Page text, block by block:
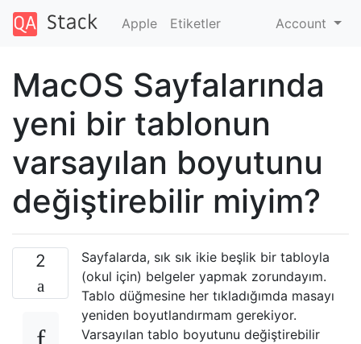
Apple Etiketler Account
MacOS Sayfalarında
yeni bir tablonun
varsayılan boyutunu
değiştirebilir miyim?
2
Sayfalarda, sık sık ikie beşlik bir tabloyla
(okul için) belgeler yapmak zorundayım.
Tablo düğmesine her tıkladığımda masayı
yeniden boyutlandırmam gerekiyor.
Varsayılan tablo boyutunu değiştirebilir